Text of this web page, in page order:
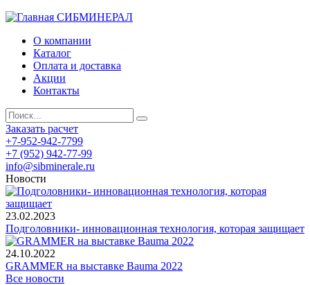
СИБМИНЕРАЛ
О компании
Каталог
Оплата и доставка
Акции
Контакты
Заказать расчет
+7-952-942-7799
+7 (952) 942-77-99
info@sibminerale.ru
Новости
23.02.2023
Подголовники- инновационная технология, которая защищает
24.10.2022
GRAMMER на выставке Bauma 2022
Все новости